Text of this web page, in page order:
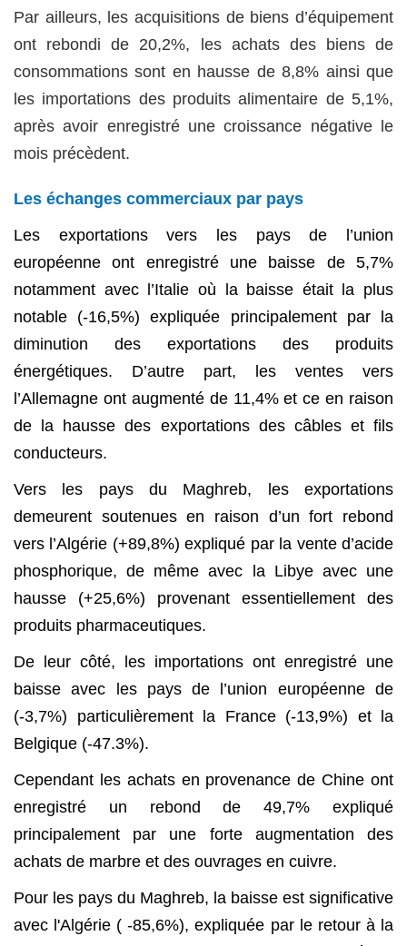
Par ailleurs, les acquisitions de biens d’équipement
ont rebondi de 20,2%, les achats des biens de
consommations sont en hausse de 8,8% ainsi que
les importations des produits alimentaire de 5,1%,
après avoir enregistré une croissance négative le
mois précèdent.
Les échanges commerciaux par pays
Les exportations vers les pays de l’union
européenne ont enregistré une baisse de 5,7%
notamment avec l’Italie où la baisse était la plus
notable (-16,5%) expliquée principalement par la
diminution des exportations des produits
énergétiques. D’autre part, les ventes vers
l’Allemagne ont augmenté de 11,4% et ce en raison
de la hausse des exportations des câbles et fils
conducteurs.
Vers les pays du Maghreb, les exportations
demeurent soutenues en raison d’un fort rebond
vers l’Algérie (+89,8%) expliqué par la vente d’acide
phosphorique, de même avec la Libye avec une
hausse (+25,6%) provenant essentiellement des
produits pharmaceutiques.
De leur côté, les importations ont enregistré une
baisse avec les pays de l’union européenne de
(-3,7%) particulièrement la France (-13,9%) et la
Belgique (-47.3%).
Cependant les achats en provenance de Chine ont
enregistré un rebond de 49,7% expliqué
principalement par une forte augmentation des
achats de marbre et des ouvrages en cuivre.
Pour les pays du Maghreb, la baisse est significative
avec l'Algérie ( -85,6%), expliquée par le retour à la